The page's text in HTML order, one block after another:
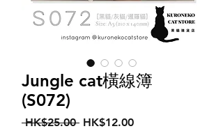
Jungle cat橫線簿
(S072)
HK$25.00 一HK$12.00促